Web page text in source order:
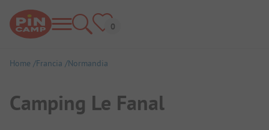
Home Francia Normandia
Camping Le Fanal